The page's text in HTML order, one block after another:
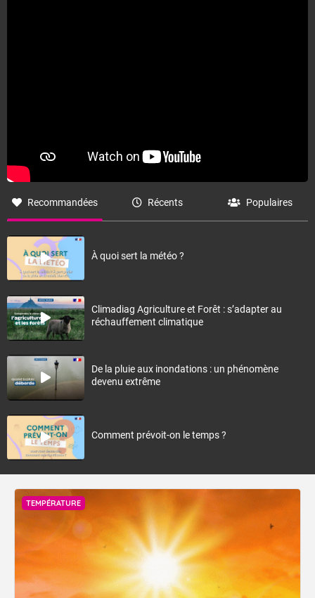
Recommandées Récents Populaires
À quoi sert la météo ?
Climadiag Agriculture et Forêt : s’adapter au
réchauffement climatique
De la pluie aux inondations : un phénomène
devenu extrême
Comment prévoit-on le temps ?
TEMPÉRATURE